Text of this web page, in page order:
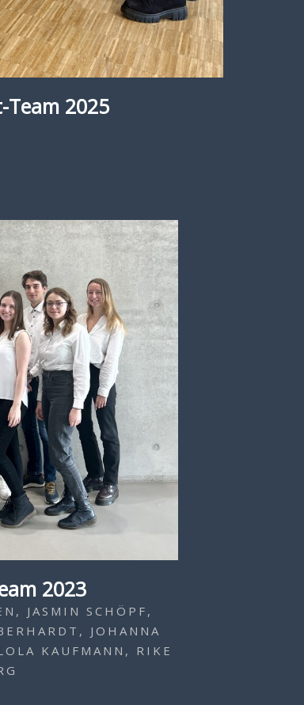
Team 2025
2023
JASMIN SCHÖPF,
JOHANNA
KAUFMANN, RIKE